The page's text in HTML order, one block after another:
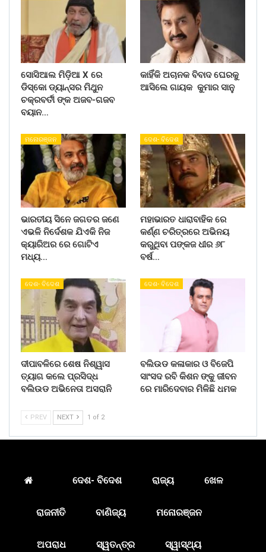
ସୋସିଆଲ ମିଡ଼ିଆ X ରେ
ଡିସ୍କୋ ଡ୍ୟାନ୍ସର ମିଥୁନ
ଚକ୍ରବର୍ତୀ ଙ୍କ ଅଜବ-ଗଜବ
ବୟାନ…
କାହିଁକି ଅଚାନକ ବିବାଦ ଘେରକୁ
ଆସିଲେ ଗାୟକ କୁମାର ସାନୁ
ମନୋରଞ୍ଜନ
ଭାରତୀୟ ସିନେ ଜଗତର ଜଣେ
ଏଭଳି ନିର୍ଦେଶକ ଯିଏକି ନିଜ
କ୍ୟାରିଅର ରେ ଗୋଟିଏ
ମଧ୍ୟ…
ଦେଶ- ବିଦେଶ
ମହାଭାରତ ଧାରାବାହିକ ରେ
କର୍ଣ୍ଣ ଚରିତ୍ରରେ ଅଭିନୟ
କରୁଥିବା ପଙ୍କଜ ଧୀର ୬୮
ବର୍ଷ…
ଦେଶ- ବିଦେଶ
ଦୀପାବଳିରେ ଶେଷ ନିଶ୍ୱାସ
ତ୍ୟାଗ କଲେ ପ୍ରସିଦ୍ଧ
ବଲିଉଡ ଅଭିନେତା ଅସରାନି
ଦେଶ- ବିଦେଶ
ବଲିଉଡ କଳାକାର ଓ ବିଜେପି
ସାଂସଦ ରବି କିଶନ ଙ୍କୁ ଜୀବନ
ରେ ମାରିଦେବାର ମିଳିଛି ଧମକ
PREV NEXT 1 of 2
ଦେଶ- ବିଦେଶ ରାଜ୍ୟ ଖେଳ
ରାଜନୀତି ବାଣିଜ୍ୟ ମନୋରଞ୍ଜନ
ଅପରାଧ ସ୍ୱତନ୍ତ୍ର ସ୍ୱାସ୍ଥ୍ୟ